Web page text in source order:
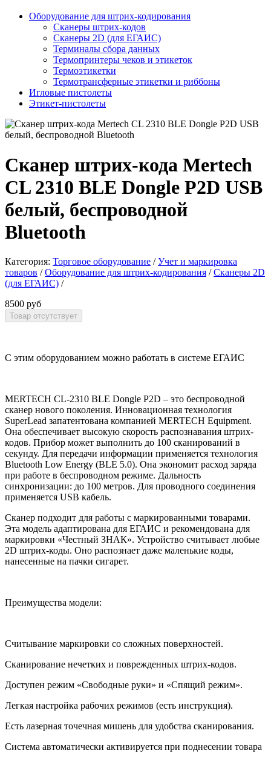
Оборудование для штрих-кодирования
Сканеры штрих-кодов
Сканеры 2D (для ЕГАИС)
Терминалы сбора данных
Термопринтеры чеков и этикеток
Термоэтикетки
Термотрансферные этикетки и риббоны
Игловые пистолеты
Этикет-пистолеты
Сканер штрих-кода Mertech
CL 2310 BLE Dongle P2D USB
белый, беспроводной
Bluetooth
Категория: Торговое оборудование / Учет и маркировка
товаров / Оборудование для штрих-кодирования / Сканеры 2D
(для ЕГАИС) /
8500 руб
С этим оборудованием можно работать в системе ЕГАИС
MERTECH CL-2310 BLE Dongle P2D – это беспроводной
сканер нового поколения. Инновационная технология
SuperLead запатентована компанией MERTECH Equipment.
Она обеспечивает высокую скорость распознавания штрих-
кодов. Прибор может выполнить до 100 сканирований в
секунду. Для передачи информации применяется технология
Bluetooth Low Energy (BLE 5.0). Она экономит расход заряда
при работе в беспроводном режиме. Дальность
синхронизации: до 100 метров. Для проводного соединения
применяется USB кабель.
Сканер подходит для работы с маркированными товарами.
Эта модель адаптирована для ЕГАИС и рекомендована для
маркировки «Честный ЗНАК». Устройство считывает любые
2D штрих-коды. Оно распознает даже маленькие коды,
нанесенные на пачки сигарет.
Преимущества модели:
Считывание маркировки со сложных поверхностей.
Сканирование нечетких и поврежденных штрих-кодов.
Доступен режим «Свободные руки» и «Спящий режим».
Легкая настройка рабочих режимов (есть инструкция).
Есть лазерная точечная мишень для удобства сканирования.
Система автоматически активируется при поднесении товара